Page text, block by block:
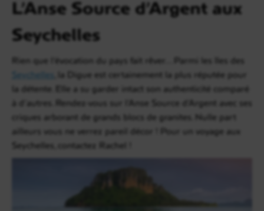
L’Anse Source d’Argent aux
Seychelles
Rien que l’évocation du pays fait rêver… Parmi les îles des
Seychelles
, la Digue est certainement la plus réputée pour
la détente. Elle a su garder intact son authenticité comparé
à d’autres. Rendez-vous sur l’Anse Source d’Argent avec ses
criques arborant de grands blocs de granites. Nulle part
ailleurs vous ne verrez pareil décor ! Pour un voyage aux
Seychelles, contactez Rachel !